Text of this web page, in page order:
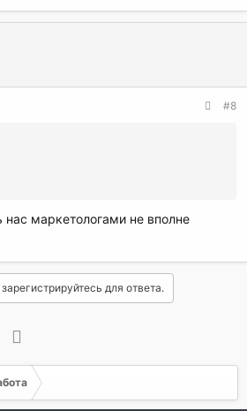
#8
нас маркетологами не вполне
для ответа.